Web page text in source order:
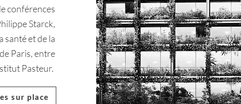
conférences
Starck,
santé et de la
Paris, entre
Pasteur.
sur place